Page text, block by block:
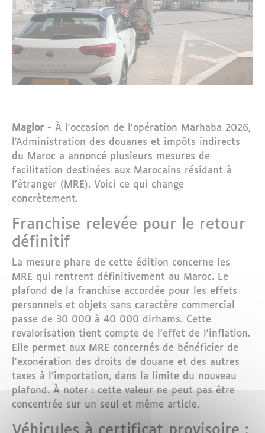
Maglor - À l'occasion de l'opération Marhaba 2026,
l'Administration des douanes et impôts indirects
du Maroc a annoncé plusieurs mesures de
facilitation destinées aux Marocains résidant à
l'étranger (MRE). Voici ce qui change
concrètement.
Franchise relevée pour le retour
définitif
La mesure phare de cette édition concerne les
MRE qui rentrent définitivement au Maroc. Le
plafond de la franchise accordée pour les effets
personnels et objets sans caractère commercial
passe de 30 000 à 40 000 dirhams. Cette
revalorisation tient compte de l'effet de l'inflation.
Elle permet aux MRE concernés de bénéficier de
l'exonération des droits de douane et des autres
taxes à l'importation, dans la limite du nouveau
plafond. À noter : cette valeur ne peut pas être
concentrée sur un seul et même article.